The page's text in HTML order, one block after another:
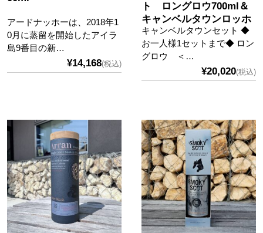
アードナッホーは、2018年1
0月に蒸留を開始したアイラ
島9番目の新…
¥14,168(税込)
ト ロングロウ700ml＆
キャンベルタウンロッホ
700ml
キャンベルタウンセット ◆
お一人様1セットまで◆ ロン
グロウ ＜…
¥20,020(税込)